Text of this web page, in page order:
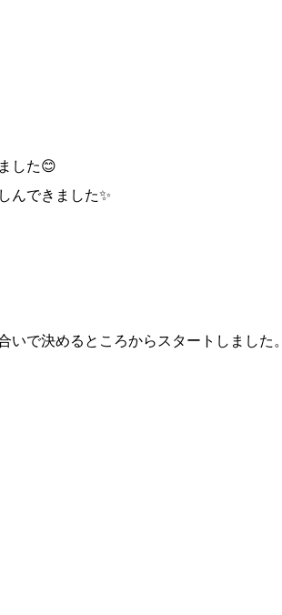
した😊
んできました✨
で決めるところからスタートしました。